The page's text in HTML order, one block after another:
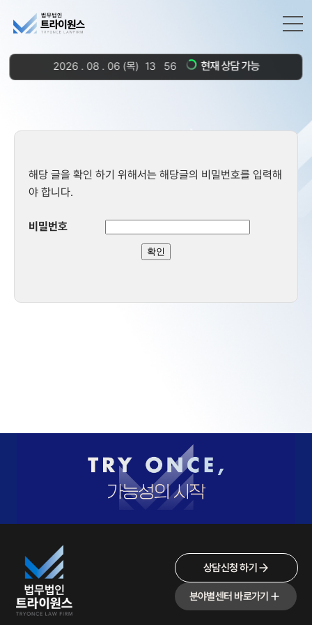
2026 . 08 . 06 (목) 13 56 현재 상담 가능
해당 글을 확인 하기 위해서는 해당글의 비밀번호를 입력해
야 합니다.
비밀번호
상담신청 하기
분야별센터 바로가기